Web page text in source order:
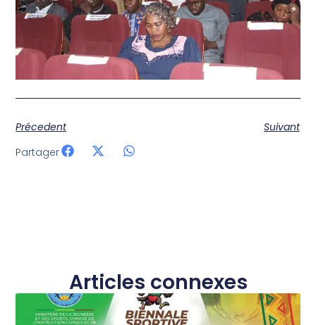
Précedent
Suivant
Partager
Articles connexes